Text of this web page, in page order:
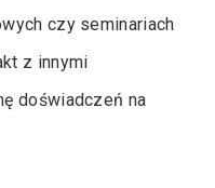
czy seminariach
z innymi
doświadczeń na